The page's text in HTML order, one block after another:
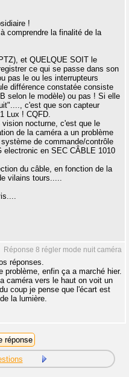
!
comprendre la finalité de la
et QUELQUE SOIT le
ce qui se passe dans son
pas le ou les interrupteurs
différence constatée consiste
selon le modèle) ou pas ! Si elle
c'est que son capteur
Lux ! CQFD.
nocturne, c'est que le
de la caméra a un problème
de commande/contrôle
en SEC CÂBLE 1010
du câble, en fonction de la
vilains tours.....
Réponse 8 régler mode nuit caméra
réponses.
problème, enfin ça a marché hier.
caméra vers le haut on voit un
coup je pense que l'écart est
la lumière.